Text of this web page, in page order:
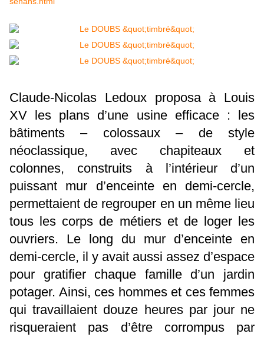
Claude-Nicolas Ledoux proposa à Louis
XV les plans d’une usine efficace : les
bâtiments – colossaux – de style
néoclassique, avec chapiteaux et
colonnes, construits à l’intérieur d’un
puissant mur d’enceinte en demi-cercle,
permettaient de regrouper en un même lieu
tous les corps de métiers et de loger les
ouvriers. Le long du mur d’enceinte en
demi-cercle, il y avait aussi assez d’espace
pour gratifier chaque famille d’un jardin
potager. Ainsi, ces hommes et ces femmes
qui travaillaient douze heures par jour ne
risqueraient pas d’être corrompus par